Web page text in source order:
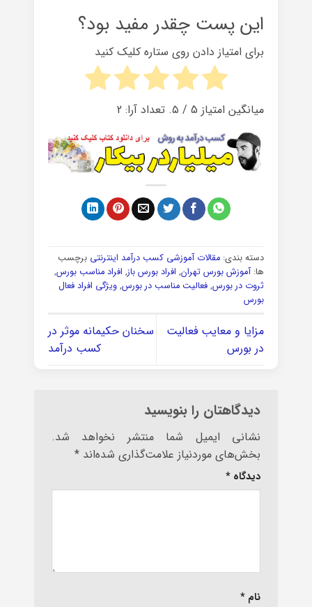
این پست چقدر مفید بود؟
برای امتیاز دادن روی ستاره کلیک کنید
میانگین امتیاز 5/ ۵. تعداد آرا: 2
دسته بندی: مقالات آموزشی کسب درآمد اینترنتی برچسب
ها:آموزش بورس تهران, افراد بورس باز, افراد مناسب بورس,
ثروت در بورس, فعالیت مناسب در بورس, ویژگی افراد فعال
بورس
مزایا و معایب فعالیت
در بورس
سخنان حکیمانه موثر در
کسب درآمد
دیدگاهتان را بنویسید
نشانی ایمیل شما منتشر نخواهد شد.
بخش‌های موردنیاز علامت‌گذاری شده‌اند *
دیدگاه *
نام *